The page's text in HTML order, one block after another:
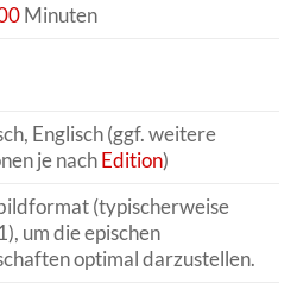
Minuten
Englisch (ggf. weitere
je nachEdition)
(typischerweise
um die epischen
optimal darzustellen.